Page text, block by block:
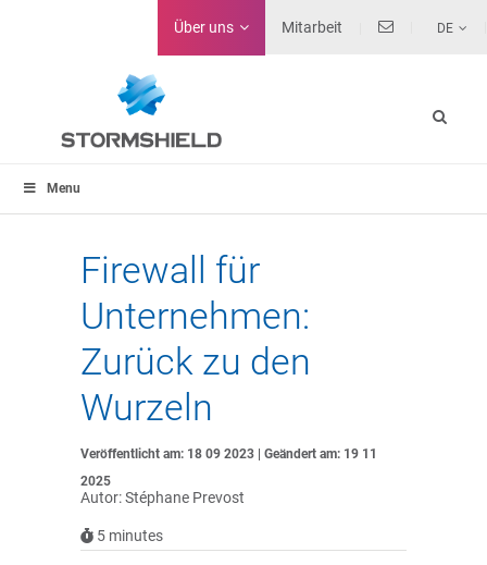
Über uns Mitarbeit DE
Menu
Firewall für
Unternehmen:
Zurück zu den
Wurzeln
Veröffentlicht am: 18 09 2023 | Geändert am: 19 11
2025
Autor: Stéphane Prevost
5 minutes